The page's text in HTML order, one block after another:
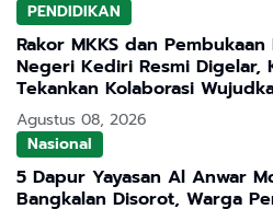
PENDIDIKAN
Rakor MKKS dan Pembukaan
Negeri Kediri Resmi Digelar,
Tekankan Kolaborasi
Pendidikan Bermutu
Agustus 08, 2026
Nasional
5 Dapur Yayasan Al Anwar
Bangkalan Disorot, Warga